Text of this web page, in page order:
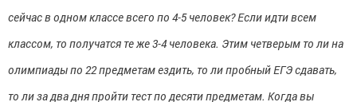
сейчас в одном классе всего по 4-5 человек? Если идти всем
классом, то получатся те же 3-4 человека. Этим четверым то ли на
олимпиады по 22 предметам ездить, то ли пробный ЕГЭ сдавать,
то ли за два дня пройти тест по десяти предметам. Когда вы